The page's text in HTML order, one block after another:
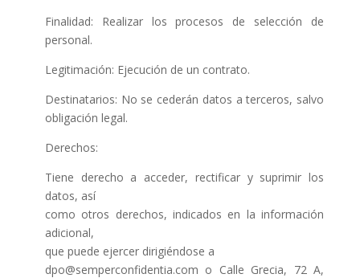
Finalidad: Realizar los procesos de selección de
personal.
Legitimación: Ejecución de un contrato.
Destinatarios: No se cederán datos a terceros, salvo
obligación legal.
Derechos:
Tiene derecho a acceder, rectificar y suprimir los
datos, así
como otros derechos, indicados en la información
adicional,
que puede ejercer dirigiéndose a
dpo@semperconfidentia.com o Calle Grecia, 72 A,